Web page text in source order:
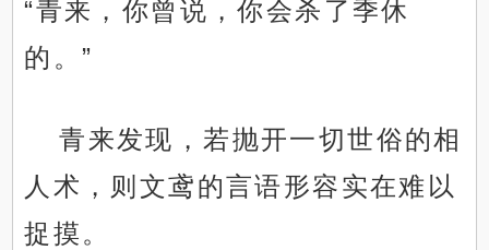
“青来，你曾说，你会杀了季休
的。”
青来发现，若抛开一切世俗的相
人术，则文鸢的言语形容实在难以
捉摸。